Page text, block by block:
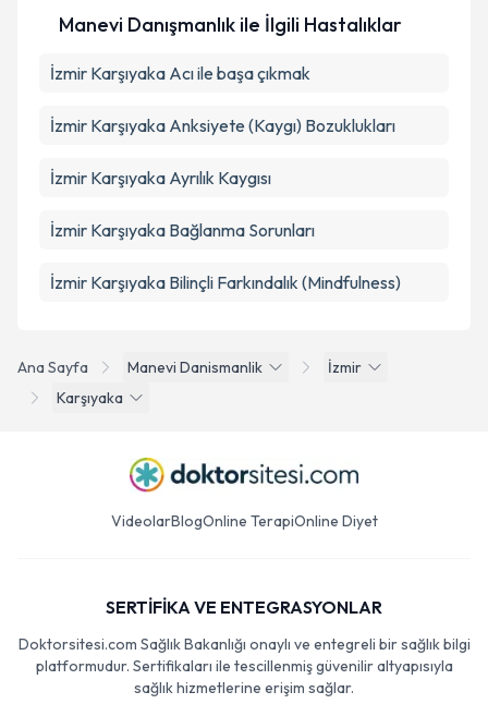
Ana Sayfa Manevi Danismanlik
İzmir
Karşıyaka
Manevi Danışmanlık ile İlgili Hastalıklar
İzmir Karşıyaka Acı ile başa çıkmak
İzmir Karşıyaka Anksiyete (Kaygı) Bozuklukları
İzmir Karşıyaka Ayrılık Kaygısı
İzmir Karşıyaka Bağlanma Sorunları
İzmir Karşıyaka Bilinçli Farkındalık (Mindfulness)
VideolarBlogOnline TerapiOnline Diyet
SERTİFİKA VE ENTEGRASYONLAR
Doktorsitesi.com Sağlık Bakanlığı onaylı ve entegreli bir sağlık bilgi
platformudur. Sertifikaları ile tescillenmiş güvenilir altyapısıyla
sağlık hizmetlerine erişim sağlar.